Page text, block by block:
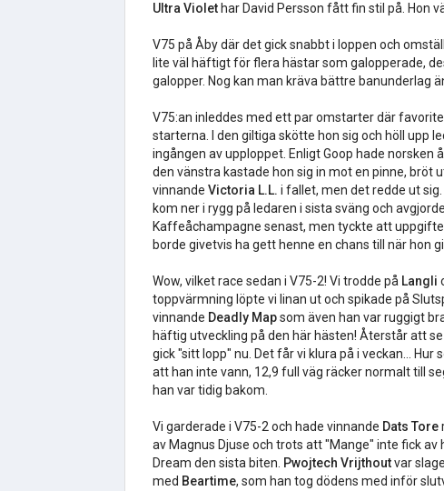
Ultra Violet har David Persson fått fin stil på. Hon
V75 på Åby där det gick snabbt i loppen och
lite väl häftigt för flera hästar som galopperade,
galopper. Nog kan man kräva bättre banunderlag
V75:an inleddes med ett par omstarter där
starterna. I den giltiga skötte hon sig och höll upp
ingången av upploppet. Enligt Goop hade
den vänstra kastade hon sig in mot en pinne, bröt
vinnande Victoria L.L. i fallet, men det redde ut
kom ner i rygg på ledaren i sista sväng och
Kaffeåchampagne senast, men tyckte att
borde givetvis ha gett henne en chans till när hon
Wow, vilket race sedan i V75-2! Vi trodde på Langli
toppvärmning löpte vi linan ut och spikade på
vinnande Deadly Mapsom även han var ruggigt
häftig utveckling på den här hästen! Återstår att
gick "sitt lopp" nu. Det får vi klura på i veckan...
att han inte vann, 12,9 full väg räcker normalt till
han var tidig bakom.
Vi garderade i V75-2 och hade vinnande Dats Tore
av Magnus Djuse och trots att "Mange" inte fick
Dream den sista biten. Pwojtech Vrijthoutvar
med Beartime, som han tog dödens med inför